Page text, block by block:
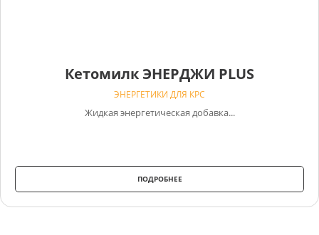
Кетомилк ЭНЕРДЖИ PLUS
ЭНЕРГЕТИКИ ДЛЯ КРС
Жидкая энергетическая добавка...
ПОДРОБНЕЕ